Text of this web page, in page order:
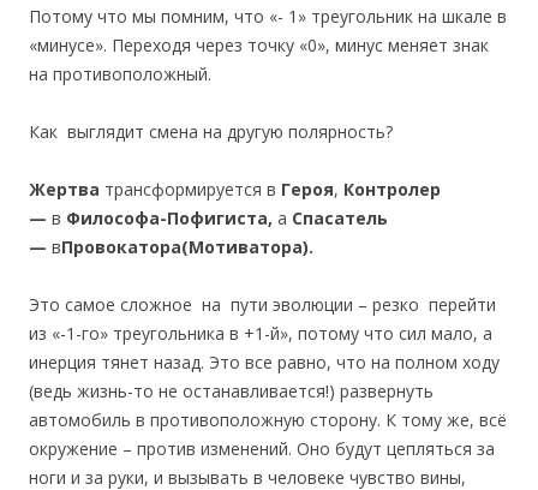
Потому что мы помним, что «- 1» треугольник на шкале в
«минусе». Переходя через точку «0», минус меняет знак
на противоположный.
Как выглядит смена на другую полярность?
Жертва трансформируется в Героя, Контролер
— в Философа-Пофигиста, а Спасатель
— вПровокатора(Мотиватора).
Это самое сложное на пути эволюции – резко перейти
из «-1-го» треугольника в +1-й», потому что сил мало, а
инерция тянет назад. Это все равно, что на полном ходу
(ведь жизнь-то не останавливается!) развернуть
автомобиль в противоположную сторону. К тому же, всё
окружение – против изменений. Оно будут цепляться за
ноги и за руки, и вызывать в человеке чувство вины,